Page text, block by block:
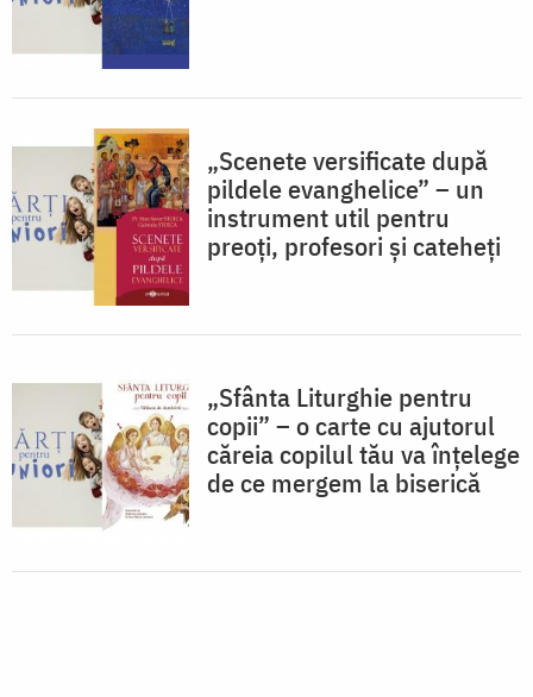
„Scenete versificate după
pildele evanghelice” – un
instrument util pentru
preoți, profesori și cateheți
„Sfânta Liturghie pentru
copii” – o carte cu ajutorul
căreia copilul tău va înțelege
de ce mergem la biserică